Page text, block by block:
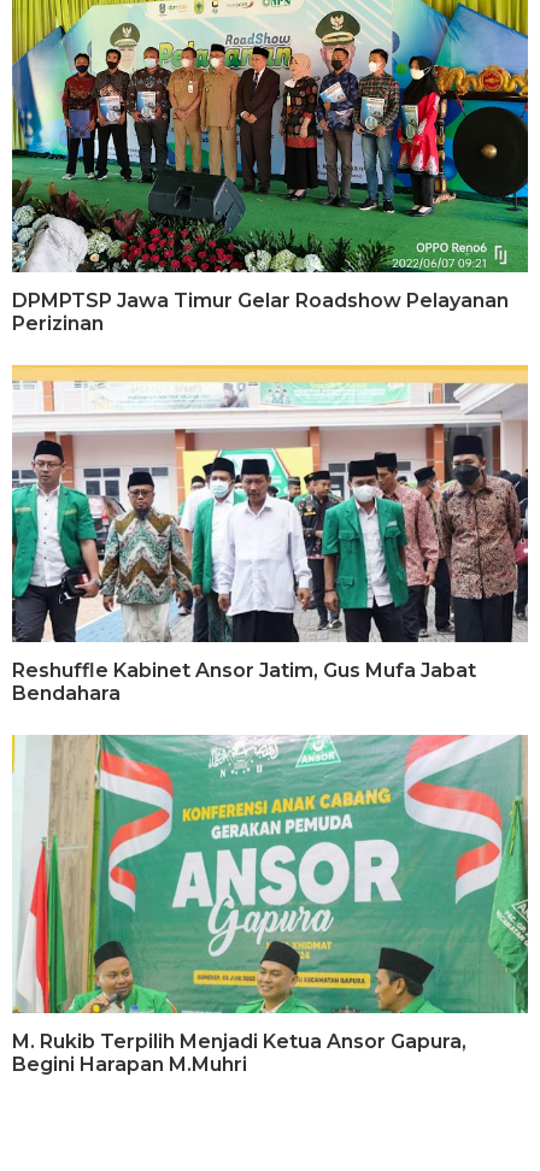
DPMPTSP Jawa Timur Gelar Roadshow Pelayanan
Perizinan
Reshuffle Kabinet Ansor Jatim, Gus Mufa Jabat
Bendahara
M. Rukib Terpilih Menjadi Ketua Ansor Gapura,
Begini Harapan M.Muhri